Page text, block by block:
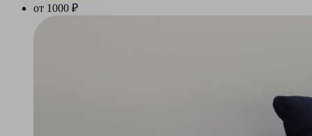
от 1000 ₽